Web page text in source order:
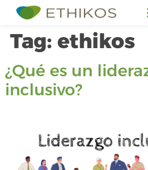
Tag: ethikos
¿Qué es un
inclusivo?